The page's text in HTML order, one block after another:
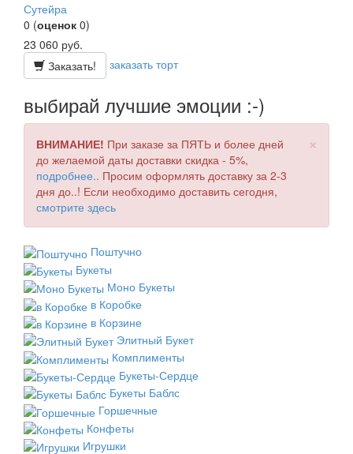
Сутейра
0 (оценок 0)
23 060 руб.
Заказать!
заказать торт
выбирай лучшие эмоции :-)
×
ВНИМАНИЕ! При заказе за ПЯТЬ и более дней
до желаемой даты доставки скидка - 5%,
подробнее.. Просим оформлять доставку за 2-3
дня до..! Если необходимо доставить сегодня,
смотрите здесь
Поштучно
Букеты
Моно Букеты
в Коробке
в Корзине
Элитный Букет
Комплименты
Букеты-Сердце
Букеты Баблс
Горшечные
Конфеты
Игрушки